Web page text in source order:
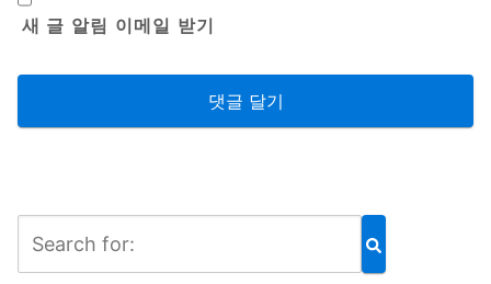
새 글 알림 이메일 받기